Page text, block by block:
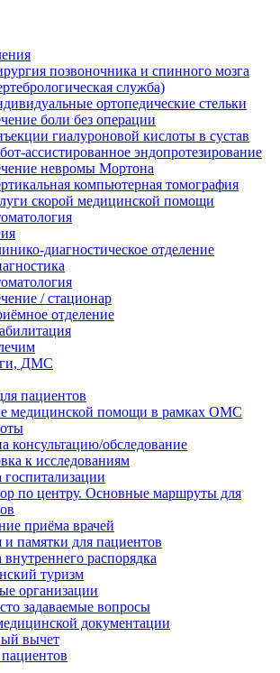
позвоночника и спинного мозга
служба)
ортопедические стельки
боли без операции
гиалуроновой кислоты в сустав
ассистированное эндопротезирование
невромы Мортона
компьютерная томография
скорой медицинской помощи
диагностическое отделение
/ стационар
отделение
ДМС
пациентов
медицинской помощи в рамках ОМС
консультацию/обследование
к исследованиям
по центру. Основные маршруты для
приёма врачей
и памятки для пациентов
распорядка
туризм
организации
задаваемые вопросы
документации
вычет